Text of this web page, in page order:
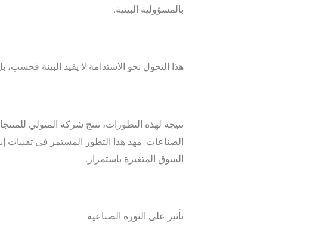
بالمسؤولية البيئية.
هذا التحول نحو الاستدامة لا يفيد البيئة
نتيجة لهذه التطورات، تنتج شركة المتولي
الصناعات. مهد هذا التطور المستمر في تقنيات
السوق المتغيرة باستمرار.
تأثير على الثورة الصناعية